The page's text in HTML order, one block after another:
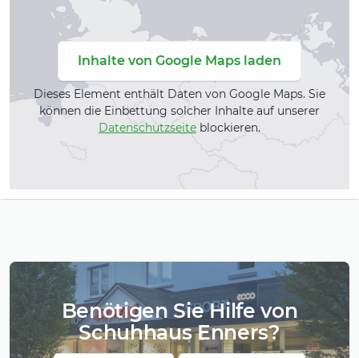
Inhalte von Google Maps laden
Dieses Element enthält Daten von Google Maps. Sie
können die Einbettung solcher Inhalte auf unserer
Datenschutzseite blockieren.
Benötigen Sie Hilfe von
Schuhhaus Enners?